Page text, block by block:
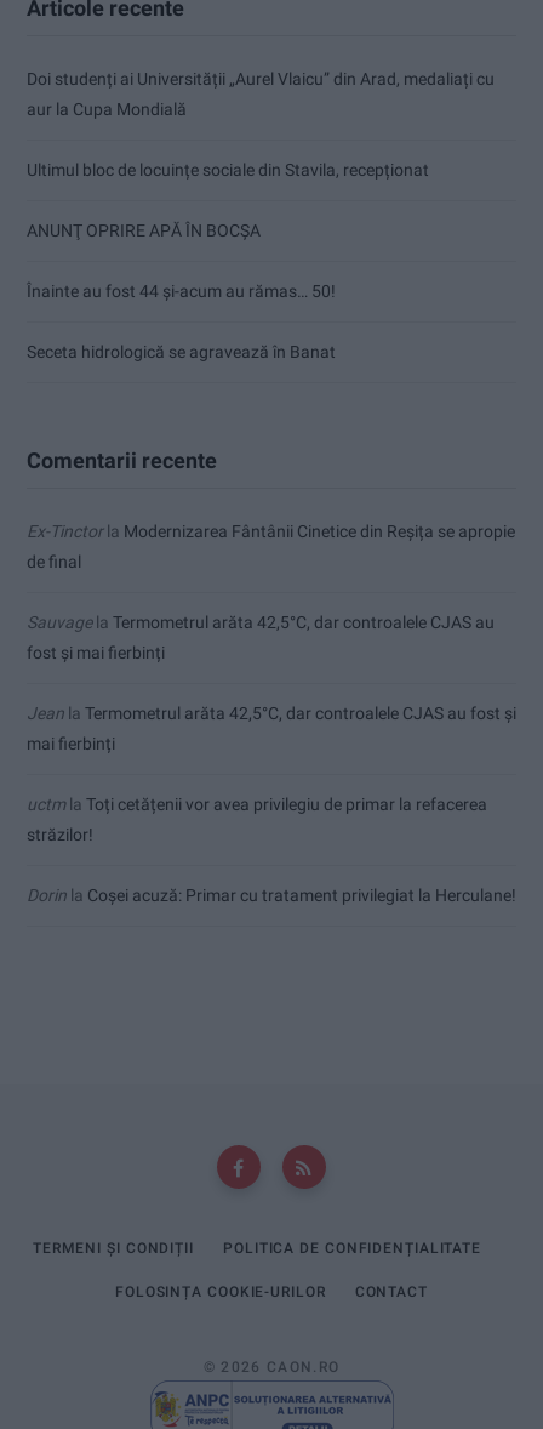
Articole recente
Doi studenți ai Universității „Aurel Vlaicu” din Arad, medaliați cu
aur la Cupa Mondială
Ultimul bloc de locuințe sociale din Stavila, recepționat
ANUNŢ OPRIRE APĂ ÎN BOCȘA
Înainte au fost 44 și-acum au rămas… 50!
Seceta hidrologică se agravează în Banat
Comentarii recente
Ex-Tinctorla Modernizarea Fântânii Cinetice din Reșița se apropie
de final
Sauvagela Termometrul arăta 42,5°C, dar controalele CJAS au
fost și mai fierbinți
Jean la Termometrul arăta 42,5°C, dar controalele CJAS au fost și
mai fierbinți
uctmla Toți cetățenii vor avea privilegiu de primar la refacerea
străzilor!
Dorin la Coșei acuză: Primar cu tratament privilegiat la Herculane!
TERMENI ȘI CONDIȚII POLITICA DE CONFIDENȚIALITATE
FOLOSINȚA COOKIE-URILOR CONTACT
© 2026 CAON.RO